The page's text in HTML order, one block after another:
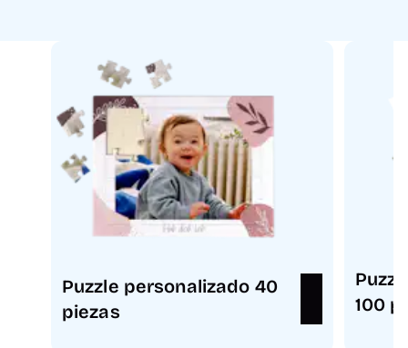
Puzzle personalizado 40
piezas
100